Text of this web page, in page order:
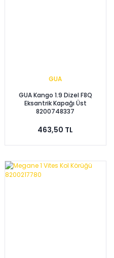
GUA
GUA Kango 1.9 Dizel F8Q
Eksantrik Kapağı Üst
8200748337
463,50 TL